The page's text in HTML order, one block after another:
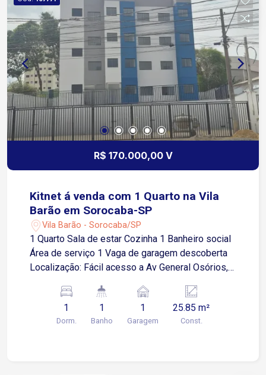
R$ 170.000,00 V
Kitnet á venda com 1 Quarto na Vila
Barão em Sorocaba-SP
Vila Barão - Sorocaba/SP
1 Quarto Sala de estar Cozinha 1 Banheiro social
Área de serviço 1 Vaga de garagem descoberta
Localização: Fácil acesso a Av General Osórios,
comércios em geral.
1
Dorm.
1
Banho
1
Garagem
25.85 m²
Const.